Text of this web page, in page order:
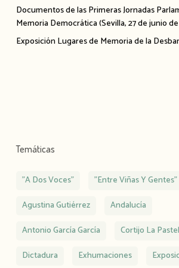
Documentos de las Primeras Jornadas
Memoria Democrática (Sevilla, 27 de junio
Exposición Lugares de Memoria de la
Temáticas
"A Dos Voces"
"Entre Viñas Y Gentes"
Agustina Gutiérrez
Andalucía
Antonio García García
Cortijo La
Dictadura
Exhumaciones